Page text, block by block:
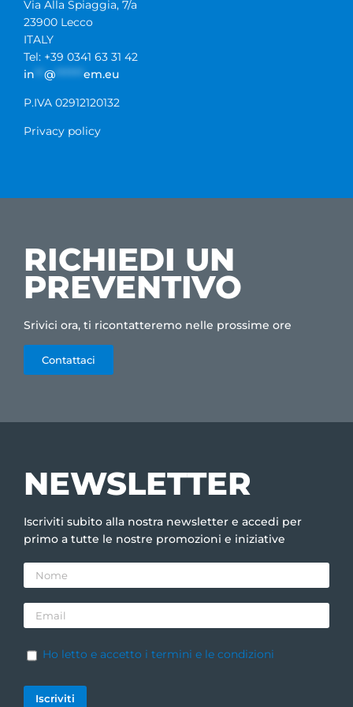
Via Alla Spiaggia, 7/a
23900 Lecco
ITALY
Tel: +39 0341 63 31 42
in
@ ****** em.eu
P.IVA 02912120132
Privacy policy
RICHIEDI UN
PREVENTIVO
Srivici ora, ti ricontatteremo nelle prossime ore
Contattaci
NEWSLETTER
Iscriviti subito alla nostra newsletter e accedi per
primo a tutte le nostre promozioni e iniziative
Ho letto e accetto i termini e le condizioni